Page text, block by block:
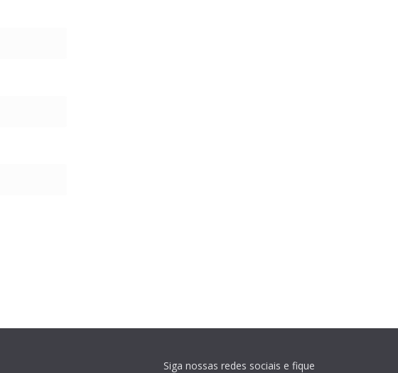
Siga nossas redes sociais e fique